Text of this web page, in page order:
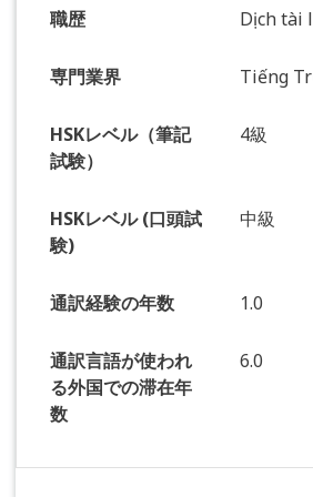
職歴 Dịch tài
専門業界 Tiếng
HSKレベル（筆記
試験）
4級
HSKレベル (口頭試
験)
中級
通訳経験の年数 1.0
通訳言語が使われ
る外国での滞在年
数
6.0